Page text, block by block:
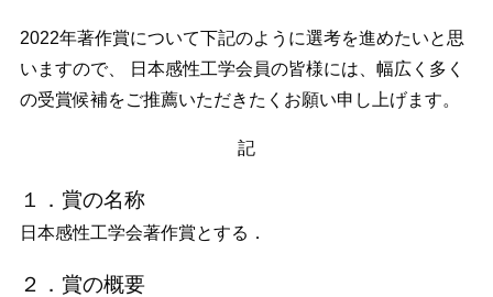
2022年著作賞について下記のように選考を進めたいと思
いますので、 日本感性工学会員の皆様には、幅広く多く
の受賞候補をご推薦いただきたくお願い申し上げます。
記
１．賞の名称
日本感性工学会著作賞とする．
２．賞の概要